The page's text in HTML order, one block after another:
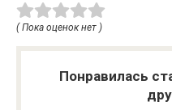
( Пока оценок нет )
Понравилась